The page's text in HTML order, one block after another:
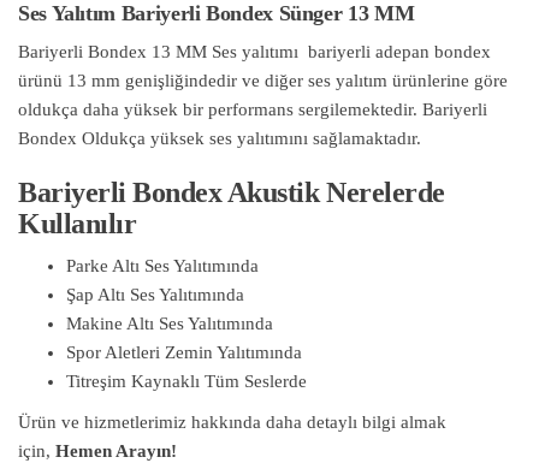
Ses Yalıtım Bariyerli Bondex Sünger 13 MM
Bariyerli Bondex 13 MM Ses yalıtımı bariyerli adepan bondex
ürünü 13 mm genişliğindedir ve diğer ses yalıtım ürünlerine göre
oldukça daha yüksek bir performans sergilemektedir. Bariyerli
Bondex Oldukça yüksek ses yalıtımını sağlamaktadır.
Bariyerli Bondex Akustik Nerelerde
Kullanılır
Parke Altı Ses Yalıtımında
Şap Altı Ses Yalıtımında
Makine Altı Ses Yalıtımında
Spor Aletleri Zemin Yalıtımında
Titreşim Kaynaklı Tüm Seslerde
Ürün ve hizmetlerimiz hakkında daha detaylı bilgi almak
için, Hemen Arayın!